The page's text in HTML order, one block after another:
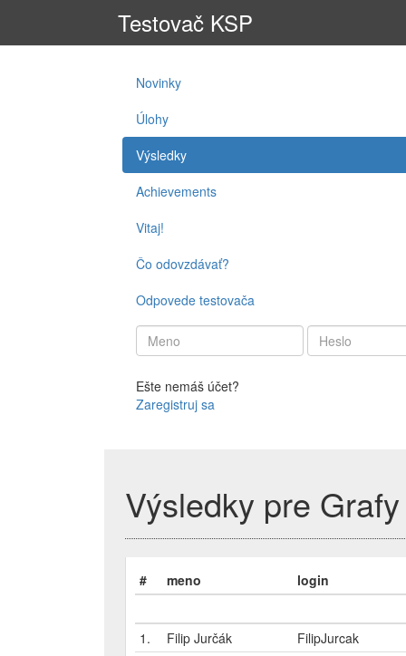
Testovač KSP
Novinky
Úlohy
Výsledky
Achievements
Vitaj!
Čo odovzdávať?
Odpovede testovača
Ešte nemáš účet?
Zaregistruj sa
Výsledky pre
# meno login
1. Filip Jurčák
FilipJurcak